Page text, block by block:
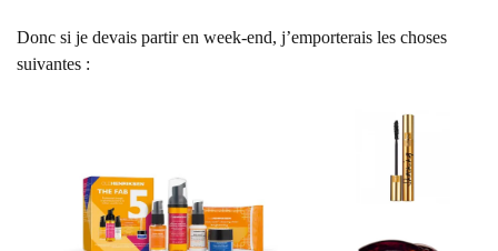
Donc si je devais partir en week-end, j’emporterais les choses
suivantes :